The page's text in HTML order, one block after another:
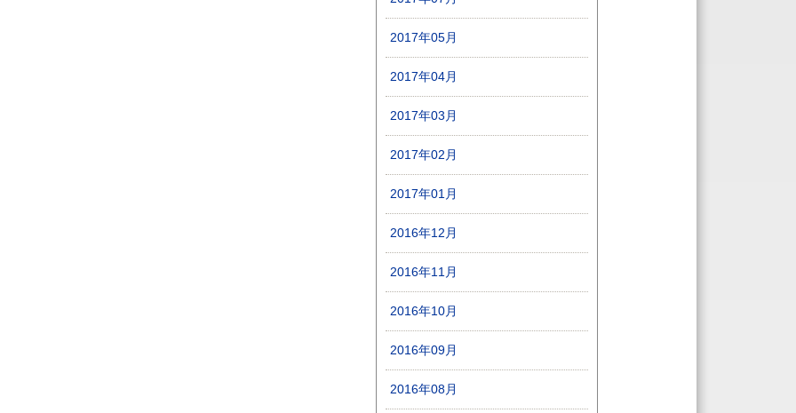
2017年05月
2017年04月
2017年03月
2017年02月
2017年01月
2016年12月
2016年11月
2016年10月
2016年09月
2016年08月